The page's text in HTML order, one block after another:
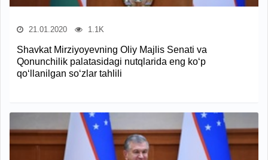
21.01.2020 1.1K
Shavkat Mirziyoyevning Oliy Majlis Senati va
Qonunchilik palatasidagi nutqlarida eng ko‘p
qo‘llanilgan so‘zlar tahlili